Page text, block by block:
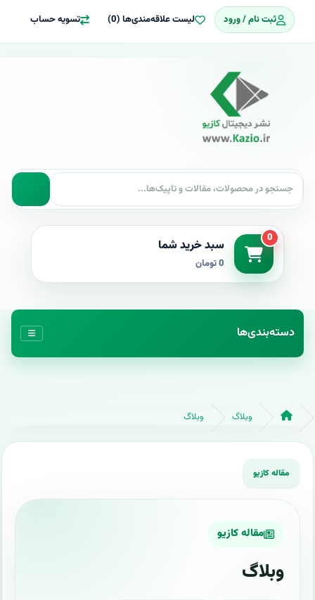
ثبت نام / ورود لیست علاقه‌مندی‌ها (0) تسویه حساب
0 سبد خرید شما
0 تومان
دسته‌بندی‌ها
وبلاگ وبلاگ
مقاله کازیو
وبلاگ